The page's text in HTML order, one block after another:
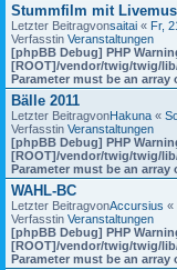
Stummfilm mit
Letzter Beitragvonsaitai « Fr,
Verfasstin Veranstaltungen
[phpBB Debug] PHP
[ROOT]/vendor/twig/twig/
Parameter must be an
Bälle 2011
Letzter BeitragvonHakuna «
Verfasstin Veranstaltungen
[phpBB Debug] PHP
[ROOT]/vendor/twig/twig/
Parameter must be an
WAHL-BC
Letzter BeitragvonAccursius «
Verfasstin Veranstaltungen
[phpBB Debug] PHP
[ROOT]/vendor/twig/twig/
Parameter must be an